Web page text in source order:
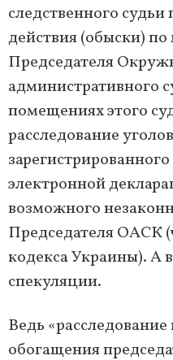
следственного
действия (обыски)
Председателя
административного
помещениях этого
расследование
электронной
возможного
Председателя ОАСК
кодекса Украины). А
спекуляции.
Ведь
обогащения